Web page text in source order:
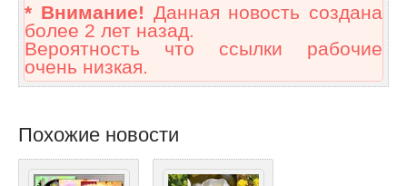
* Внимание! Данная новость создана
более 2 лет назад.
Вероятность что ссылки рабочие
очень низкая.
Похожие новости